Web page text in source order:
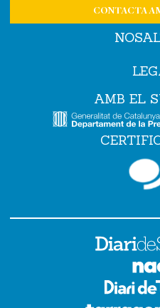
CONTACTA
AMB EL